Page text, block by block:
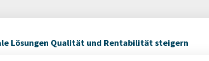
Lösungen Qualität und Rentabilität steigern